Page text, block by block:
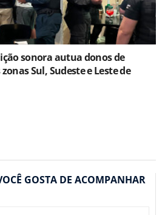
sonora autua donos de
Sul, Sudeste e Leste de
GOSTA DE ACOMPANHAR